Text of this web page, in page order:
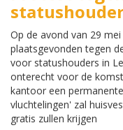
Op de avond van 29
plaatsgevonden tegen
voor statushouders in
onterecht voor de
kantoor een
vluchtelingen' zal
gratis zullen krijgen